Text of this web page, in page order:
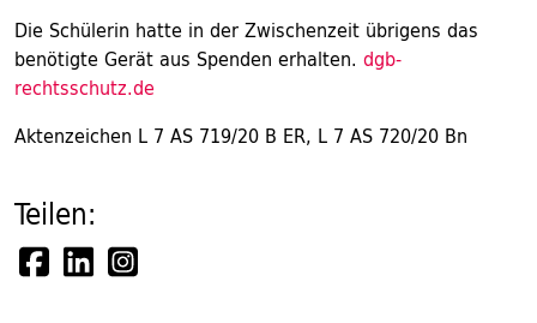
Die Schülerin hatte in der Zwischenzeit übrigens das
benötigte Gerät aus Spenden erhalten. dgb-
rechtsschutz.de
Aktenzeichen L 7 AS 719/20 B ER, L 7 AS 720/20 Bn
Teilen: